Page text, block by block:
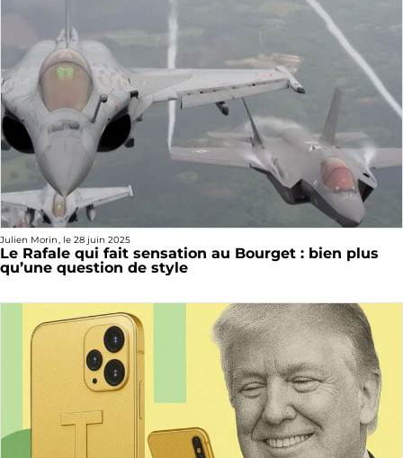
Julien Morin, le 28 juin 2025
Le Rafale qui fait sensation au Bourget : bien plus
qu’une question de style